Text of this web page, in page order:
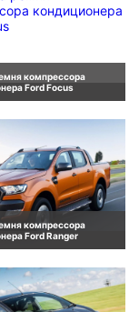
компрессора
Ford Focus
компрессора
Ford Ranger